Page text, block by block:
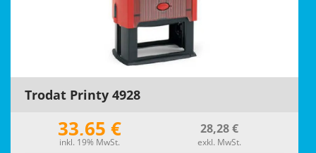
Trodat Printy 4928
33,65 €
inkl. 19% MwSt.
28,28 €
exkl. MwSt.